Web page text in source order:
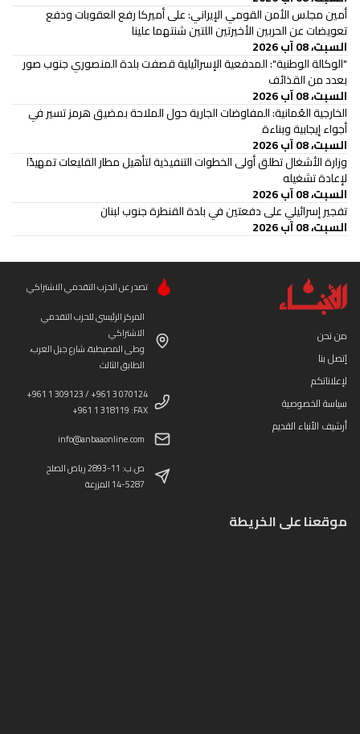
أمين مجلس الأمن القومي الإيراني: على أميركا رفع العقوبات ودفع
تعويضات عن الحربين الأخيرتين اللتين شنتهما علينا
السبت، 08 آب 2026
"الوكالة الوطنية": المدفعية الإسرائيلية قصفت بلدة المنصوري جنوب صور
بعدد من القذائف
السبت، 08 آب 2026
الخارجية العُمانية: المفاوضات الجارية حول الملاحة بمضيق هرمز تسير في
أجواء إيجابية وبناءة
السبت، 08 آب 2026
وزارة الأشغال تطلق أولى الخطوات التنفيذية لتأهيل مطار القليعات تمهيدًا
لإعادة تشغيله
السبت، 08 آب 2026
تفجير إسرائيلي على دفعتين في بلدة القنطرة جنوب لبنان
السبت، 08 آب 2026
من نحن
إتصل بنا
لإعلاناتكم
سياسة الخصوصية
أرشيف الأنباء القديم
تصدر عن الحزب التقدمي الاشتراكي
المركز الرئيسي للحزب التقدمي
الاشتراكي
وطى المصيطبة، شارع جبل العرب،
الطابق الثالث
+961 1 309123 / +961 3 070124
+961 1 318119 :FAX
info@anbaaonline.com
ص.ب: 11-2893 رياض الصلح
14-5287 المزرعة
موقعنا على الخريطة